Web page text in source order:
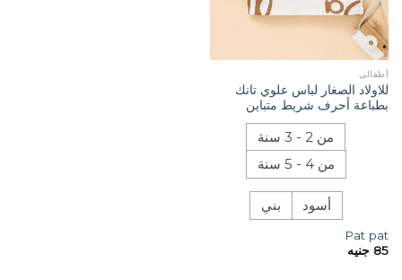
أطفالي
للاولاد الصغار لباس علوي تانك
بطباعة أحرف شريط متباين
من 2 - 3 سنة
من 4 - 5 سنة
أسود بني
Pat pat
85 جنيه